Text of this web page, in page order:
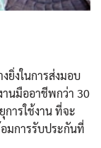
ยิ่งในการส่งมอบ
นมืออาชีพกว่า 30
ารใช้งาน ที่จะ
มการรับประกันที่